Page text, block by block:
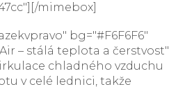
mimebox]
bg="#F6F6F6"
– stálá teplota a čerstvost"
chladného vzduchu
v celé lednici, takže